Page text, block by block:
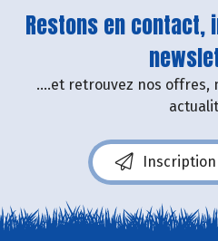
Restons en contact,
....et retrouvez nos offres,